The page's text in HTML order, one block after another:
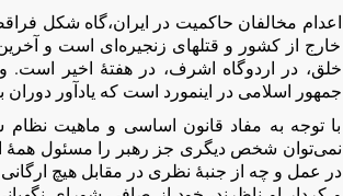
اعدام مخالفان حاکمیت در ایران،‌گاه شکل
خارج از کشور و قتلهای زنجیره‌ای است و
خلق، در اردوگاه اشرف، در هفتۀ اخیر است.
جمهور اسلامی در اینمورد است که یادآور
با توجه به مفاد قانون اساسی و ماهیت
نمی‌توان شخص دیگری جز رهبر را مسئول همۀ
در عمل و چه از جنبۀ نظری در مقابل هیچ